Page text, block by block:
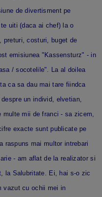
de divertisment pe
uiti (daca ai chef) la o
preturi, costuri, buget de
emisiunea "Kassensturz" - in
/ socotelile". La al doilea
ca sa dau mai tare fiindca
un individ, elvetian,
mii de franci - sa zicem,
exacte sunt publicate pe
raspuns mai multor intrebari
- am aflat de la realizator si
la Salubritate. Ei, hai s-o zic
vazut cu ochii mei in